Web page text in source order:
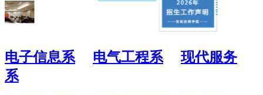
电子信息系 电气工程系
现代服务
系